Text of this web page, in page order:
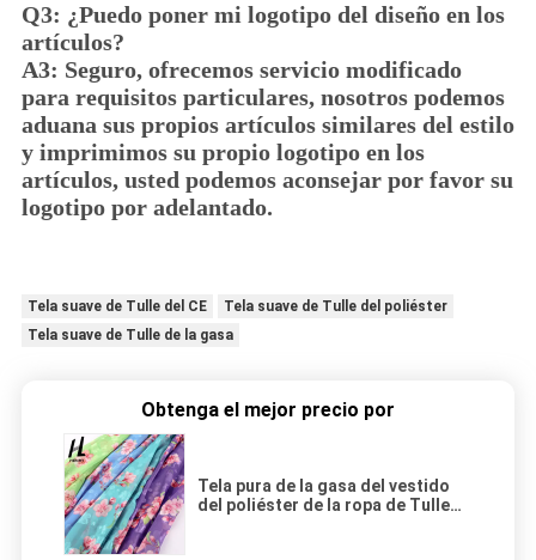
Q3: ¿Puedo poner mi logotipo del diseño en los
artículos?
A3: Seguro, ofrecemos servicio modificado
para requisitos particulares, nosotros podemos
aduana sus propios artículos similares del estilo
y imprimimos su propio logotipo en los
artículos, usted podemos aconsejar por favor su
logotipo por adelantado.
Tela suave de Tulle del CE
Tela suave de Tulle del poliéster
Tela suave de Tulle de la gasa
Obtenga el mejor precio por
Tela pura de la gasa del vestido
del poliéster de la ropa de Tulle